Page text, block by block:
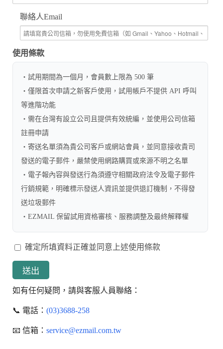
聯絡人Email
使用條款
・試用期間為一個月，會員數上限為 500 筆
・僅限首次申請之新客戶使用，試用帳戶不提供 API 呼叫
等進階功能
・需在台灣有設立公司且提供有效統編，並使用公司信箱
註冊申請
・寄送名單須為貴公司客戶或網站會員，並同意接收貴司
發送的電子郵件，嚴禁使用網路購買或來源不明之名單
・電子報內容與發送行為須遵守相關政府法令及電子郵件
行銷規範，明確標示發送人資訊並提供退訂機制，不得發
送垃圾郵件
・EZMAIL 保留試用資格審核、服務調整及最終解釋權
確定所填資料正確並同意上述使用條款
如有任何疑問，請與客服人員聯絡：
📞 電話： (03)3688-258
📧 信箱： service@ezmail.com.tw